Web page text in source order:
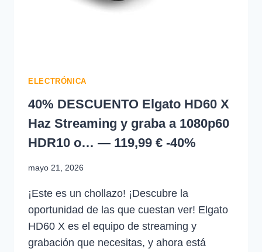
ELECTRÓNICA
40% DESCUENTO Elgato HD60 X
Haz Streaming y graba a 1080p60
HDR10 o… — 119,99 € -40%
mayo 21, 2026
¡Este es un chollazo! ¡Descubre la
oportunidad de las que cuestan ver! Elgato
HD60 X es el equipo de streaming y
grabación que necesitas, y ahora está